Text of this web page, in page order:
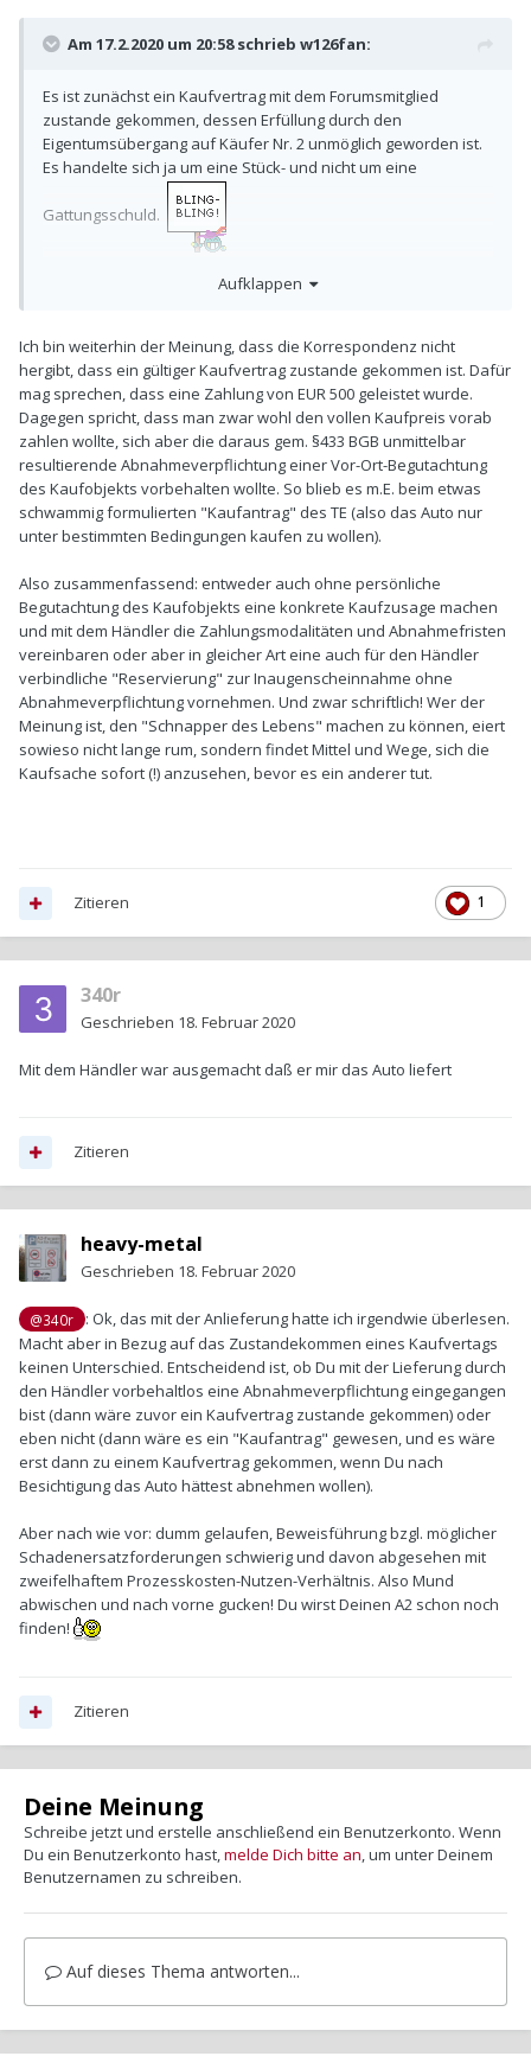
Am 17.2.2020 um 20:58 schrieb w126fan:
Es ist zunächst ein Kaufvertrag mit dem Forumsmitglied
zustande gekommen, dessen Erfüllung durch den
Eigentumsübergang auf Käufer Nr. 2 unmöglich geworden ist.
Es handelte sich ja um eine Stück- und nicht um eine
Gattungsschuld.
Aufklappen
Ich bin weiterhin der Meinung, dass die Korrespondenz nicht
hergibt, dass ein gültiger Kaufvertrag zustande gekommen ist. Dafür
mag sprechen, dass eine Zahlung von EUR 500 geleistet wurde.
Dagegen spricht, dass man zwar wohl den vollen Kaufpreis vorab
zahlen wollte, sich aber die daraus gem. §433 BGB unmittelbar
resultierende Abnahmeverpflichtung einer Vor-Ort-Begutachtung
des Kaufobjekts vorbehalten wollte. So blieb es m.E. beim etwas
schwammig formulierten "Kaufantrag" des TE (also das Auto nur
unter bestimmten Bedingungen kaufen zu wollen).
Also zusammenfassend: entweder auch ohne persönliche
Begutachtung des Kaufobjekts eine konkrete Kaufzusage machen
und mit dem Händler die Zahlungsmodalitäten und Abnahmefristen
vereinbaren oder aber in gleicher Art eine auch für den Händler
verbindliche "Reservierung" zur Inaugenscheinnahme ohne
Abnahmeverpflichtung vornehmen. Und zwar schriftlich! Wer der
Meinung ist, den "Schnapper des Lebens" machen zu können, eiert
sowieso nicht lange rum, sondern findet Mittel und Wege, sich die
Kaufsache sofort (!) anzusehen, bevor es ein anderer tut.
1
Zitieren
340r
Geschrieben 18. Februar 2020
Mit dem Händler war ausgemacht daß er mir das Auto liefert
Zitieren
heavy-metal
Geschrieben 18. Februar 2020
@340r
: Ok, das mit der Anlieferung hatte ich irgendwie überlesen.
Macht aber in Bezug auf das Zustandekommen eines Kaufvertags
keinen Unterschied. Entscheidend ist, ob Du mit der Lieferung durch
den Händler vorbehaltlos eine Abnahmeverpflichtung eingegangen
bist (dann wäre zuvor ein Kaufvertrag zustande gekommen) oder
eben nicht (dann wäre es ein "Kaufantrag" gewesen, und es wäre
erst dann zu einem Kaufvertrag gekommen, wenn Du nach
Besichtigung das Auto hättest abnehmen wollen).
Aber nach wie vor: dumm gelaufen, Beweisführung bzgl. möglicher
Schadenersatzforderungen schwierig und davon abgesehen mit
zweifelhaftem Prozesskosten-Nutzen-Verhältnis. Also Mund
abwischen und nach vorne gucken! Du wirst Deinen A2 schon noch
finden!
Zitieren
Deine Meinung
Schreibe jetzt und erstelle anschließend ein Benutzerkonto. Wenn
Du ein Benutzerkonto hast,melde Dich bitte an, um unter Deinem
Benutzernamen zu schreiben.
Auf dieses Thema antworten...